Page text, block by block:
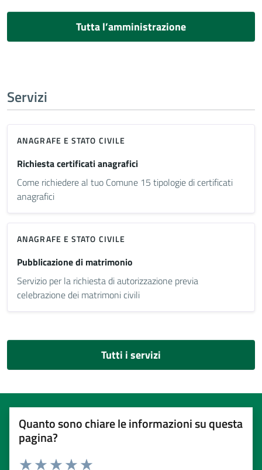
Tutta l’amministrazione
Servizi
ANAGRAFE E STATO CIVILE
Richiesta certificati anagrafici
Come richiedere al tuo Comune 15 tipologie di certificati
anagrafici
ANAGRAFE E STATO CIVILE
Pubblicazione di matrimonio
Servizio per la richiesta di autorizzazione previa
celebrazione dei matrimoni civili
Tutti i servizi
Quanto sono chiare le informazioni su questa
pagina?